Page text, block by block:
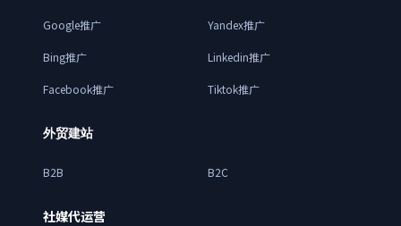
Google推广 Yandex推广
Bing推广 Linkedin推广
Facebook推广 Tiktok推广
外贸建站
B2B B2C
社媒代运营